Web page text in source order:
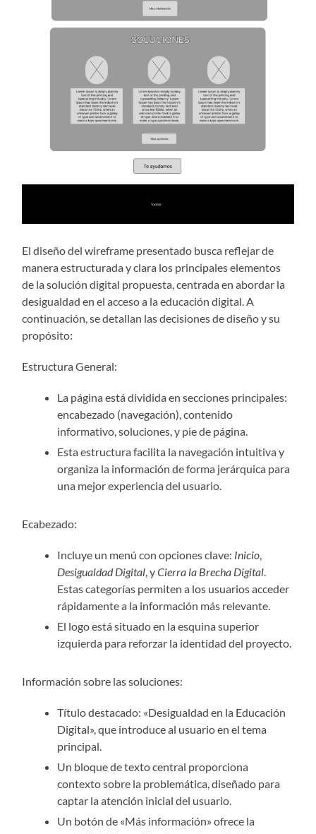
El diseño del wireframe presentado busca reflejar de
manera estructurada y clara los principales elementos
de la solución digital propuesta, centrada en abordar la
desigualdad en el acceso a la educación digital. A
continuación, se detallan las decisiones de diseño y su
propósito:
Estructura General:
La página está dividida en secciones principales:
encabezado (navegación), contenido
informativo, soluciones, y pie de página.
Esta estructura facilita la navegación intuitiva y
organiza la información de forma jerárquica para
una mejor experiencia del usuario.
Ecabezado:
Incluye un menú con opciones clave: Inicio,
Desigualdad Digital, yCierra la Brecha Digital.
Estas categorías permiten a los usuarios acceder
rápidamente a la información más relevante.
El logo está situado en la esquina superior
izquierda para reforzar la identidad del proyecto.
Información sobre las soluciones:
Título destacado: «Desigualdad en la Educación
Digital», que introduce al usuario en el tema
principal.
Un bloque de texto central proporciona
contexto sobre la problemática, diseñado para
captar la atención inicial del usuario.
Un botón de «Más información» ofrece la